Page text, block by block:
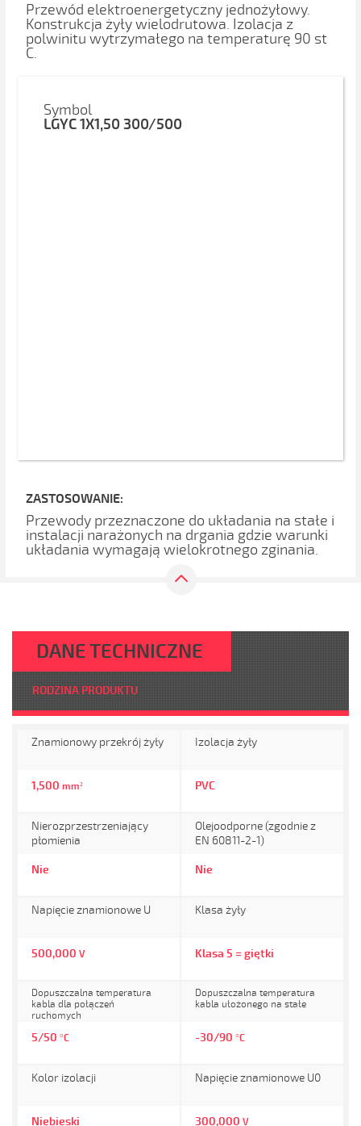
Przewód elektroenergetyczny jednożyłowy.
Konstrukcja żyły wielodrutowa. Izolacja z
polwinitu wytrzymałego na temperaturę 90 st
C.
Symbol
LGYC 1X1,50 300/500
ZASTOSOWANIE:
Przewody przeznaczone do układania na stałe i
instalacji narażonych na drgania gdzie warunki
układania wymagają wielokrotnego zginania.
DANE TECHNICZNE
RODZINA PRODUKTU
Znamionowy przekrój żyły
1,500 mm²
Izolacja żyły
PVC
Nierozprzestrzeniający
płomienia
Nie
Olejoodporne (zgodnie z
EN 60811-2-1)
Nie
Napięcie znamionowe U
500,000 V
Klasa żyły
Klasa 5 = giętki
Dopuszczalna temperatura
kabla dla połączeń
ruchomych
5/50 °C
Dopuszczalna temperatura
kabla ułożonego na stałe
-30/90 °C
Kolor izolacji
Niebieski
Napięcie znamionowe U0
300,000 V